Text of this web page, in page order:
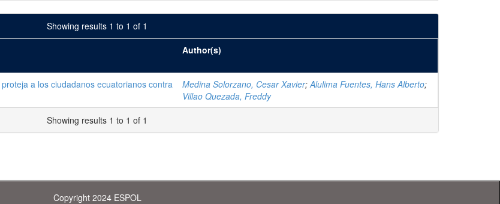
Showing results 1 to 1 of 1
Author(s)
a los ciudadanos ecuatorianos contra
Medina Solorzano, Cesar Xavier;Alulima Fuentes, Hans Alberto;
Villao Quezada, Freddy
Showing results 1 to 1 of 1
Copyright 2024 ESPOL